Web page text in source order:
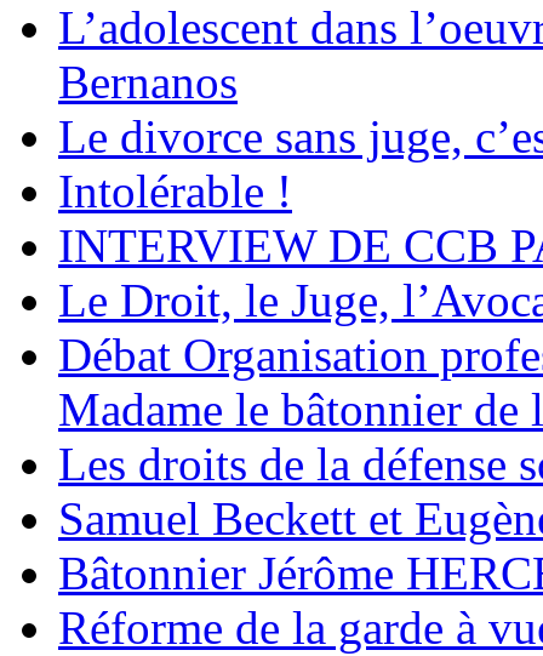
L’adolescent dans
Bernanos
Le divorce sans juge,
Intolérable !
INTERVIEW DE CCB
Le Droit, le Juge,
Débat Organisation
Madame le bâtonnier de
Les droits de la défense
Samuel Beckett et
Bâtonnier Jérôme
Réforme de la garde à